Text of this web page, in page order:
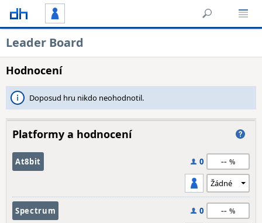
Leader Board
Hodnocení
Doposud hru nikdo neohodnotil.
Platformy a hodnocení
At8bit 0 --
Spectrum 0 --